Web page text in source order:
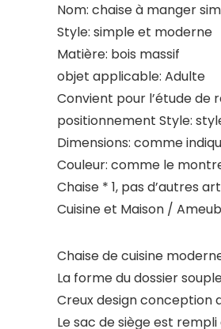
Nom: chaise à manger
Style: simple et moderne
Matière: bois massif
objet applicable: Adulte
Convient pour l’étude de
positionnement Style:
Dimensions: comme
Couleur: comme le
Chaise * 1, pas d’autres
Cuisine et Maison /
Chaise de cuisine
La forme du dossier
Creux design conception
Le sac de siège est